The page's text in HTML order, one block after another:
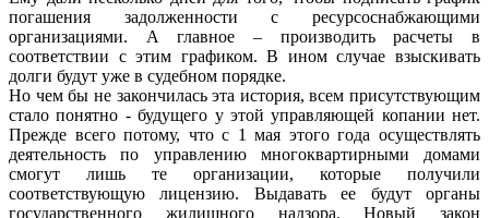
погашения задолженности с ресурсоснабжающими
организациями. А главное – производить расчеты в
соответствии с этим графиком. В ином случае взыскивать
долги будут уже в судебном порядке.
Но чем бы не закончилась эта история, всем присутствующим
стало понятно - будущего у этой управляющей копании нет.
Прежде всего потому, что с 1 мая этого года осуществлять
деятельность по управлению многоквартирными домами
смогут лишь те организации, которые получили
соответствующую лицензию. Выдавать ее будут органы
государственного жилищного надзора. Новый закон